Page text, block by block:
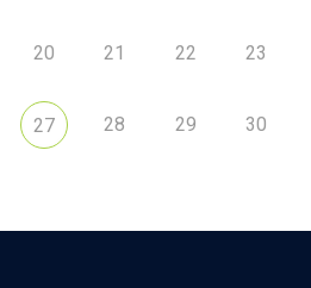
20 21 22 23
27 28 29 30